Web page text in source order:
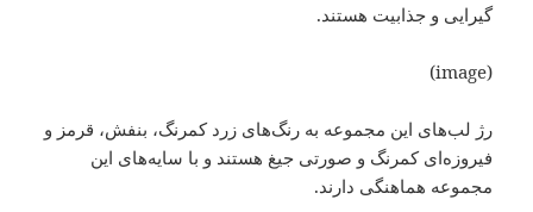
گیرایی و جذابیت هستند.
(image)
رژ لب‌های این مجموعه به رنگ‌های زرد کمرنگ، بنفش، قرمز و
فیروزه‌ای کمرنگ و صورتی جیغ هستند و با سایه‌های این
مجموعه هماهنگی دارند.